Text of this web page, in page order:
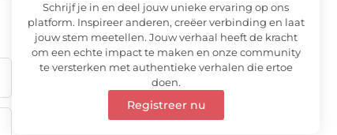
Schrijf je in en deel jouw unieke ervaring op ons
platform. Inspireer anderen, creëer verbinding en laat
jouw stem meetellen. Jouw verhaal heeft de kracht
om een echte impact te maken en onze community
te versterken met authentieke verhalen die ertoe
doen.
Registreer nu